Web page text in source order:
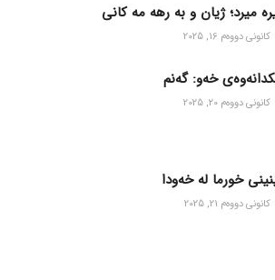
میرد؛ ژیان و به رهه مه کانی
كانونی دووه‌م 16, 2025
خەو: گەنم
كانونی دووه‌م 20, 2025
خورما لە خەودا
كانونی دووه‌م 21, 2025